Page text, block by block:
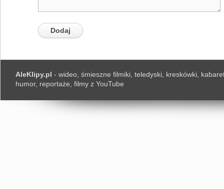
AleKlipy.pl - wideo, śmieszne filmiki, teledyski, kreskówki,
humor, reportaże, filmy z YouTube